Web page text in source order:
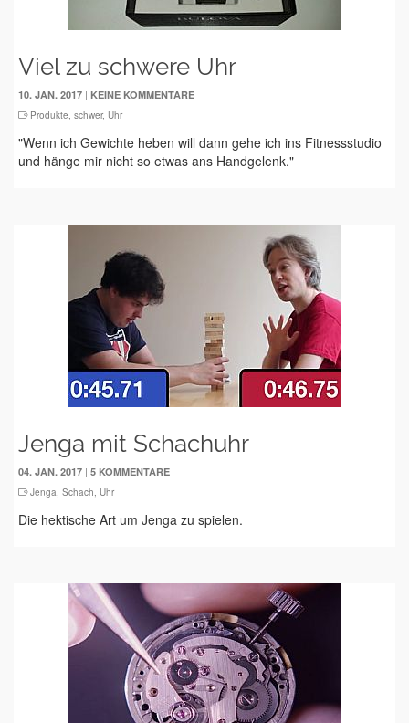
Viel zu schwere Uhr
10. JAN. 2017 | KEINE KOMMENTARE
Produkte, schwer, Uhr
"Wenn ich Gewichte heben will dann gehe ich ins Fitnessstudio
und hänge mir nicht so etwas ans Handgelenk."
Jenga mit Schachuhr
04. JAN. 2017 | 5 KOMMENTARE
Jenga, Schach, Uhr
Die hektische Art um Jenga zu spielen.